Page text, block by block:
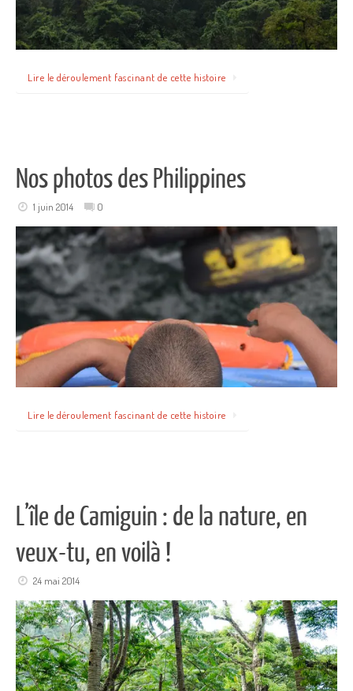
Lire le déroulement fascinant de cette histoire
Nos photos des Philippines
1 juin 2014 0
Lire le déroulement fascinant de cette histoire
L’île de Camiguin : de la nature, en
veux-tu, en voilà !
24 mai 2014